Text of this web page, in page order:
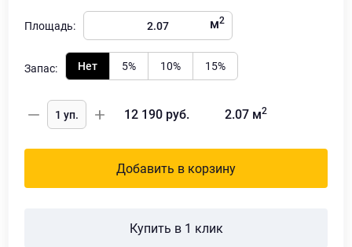
Площадь: м2
Запас: Нет 5% 10% 15%
12 190 руб. 2.07м2
Добавить в корзину
Купить в 1 клик